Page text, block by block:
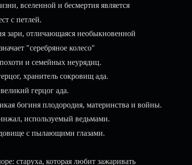
вселенной и бесмертия является
с петлей.
зари, отличающаяся необыкновенной
"серебряное колесо"
и семейных неурядиц.
хранитель сокровищ ада.
герцог ада.
богиня плодородия, материнства и войны.
используемый ведьмами.
с пылающими глазами.
старуха, которая любит зажаривать